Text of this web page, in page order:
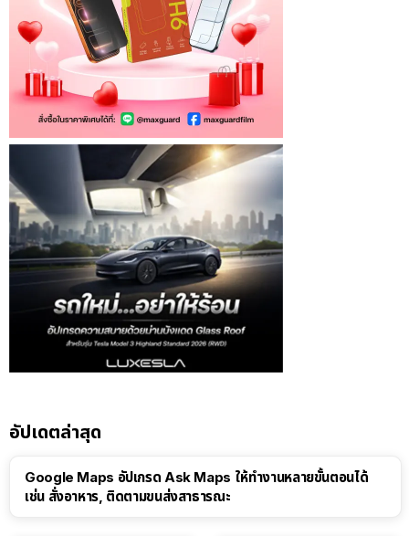
อัปเดตล่าสุด
Google Maps อัปเกรด Ask Maps ให้ทำงานหลายขั้นตอนได้
เช่น สั่งอาหาร, ติดตามขนส่งสาธารณะ